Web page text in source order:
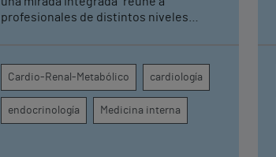
profesionales de distintos niveles
interrelacionadas Organizada junto a la
Fundación Vithas, la sesión también ha
servido para presentar la nueva Unidad
Cardio-Renal-Metabólica del hospital y
su enfoque asistencial innovador
Cardio-Renal-Metabólico cardiología
endocrinología Medicina interna